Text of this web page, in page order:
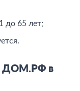
до 65 лет;
ДОМ.РФ в